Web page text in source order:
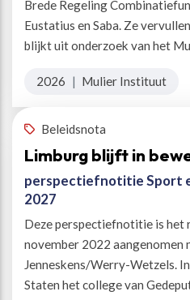
Brede Regeling
Eustatius en Saba. Ze
blijkt uit onderzoek van het
2026 | Mulier Instituut
Beleidsnota
Limburg blijft in
perspectiefnotitie Sport
2027
Deze perspectiefnotitie is het
november 2022 aangenomen
Jenneskens/Werry-Wetzels.
Staten het college van